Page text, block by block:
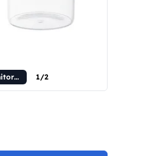
SPICE 380. Contenitore in vetro borosilicato con tappo in sughero 380 mL 1/2